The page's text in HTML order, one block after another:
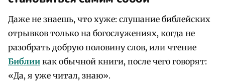
Даже не знаешь, что хуже: слушание библейских
отрывков только на богослужениях, когда не
разобрать добрую половину слов, или чтение
Библии как обычной книги, после чего говорят:
«Да, я уже читал, знаю».